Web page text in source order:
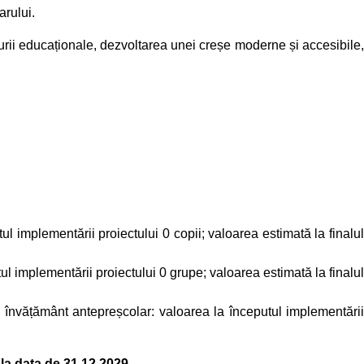
educaționale, dezvoltarea unei creșe moderne și accesibile,
implementării proiectului 0 copii; valoarea estimată la finalul
implementării proiectului 0 grupe; valoarea estimată la finalul
antepreșcolar: valoarea la începutul implementării